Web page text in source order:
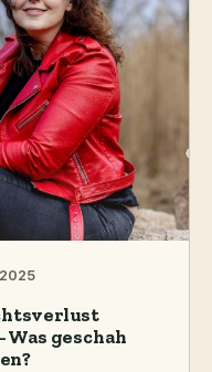
geschah